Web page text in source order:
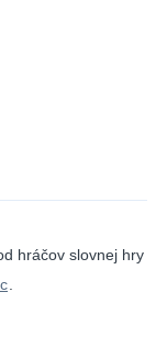
hráčov slovnej hry